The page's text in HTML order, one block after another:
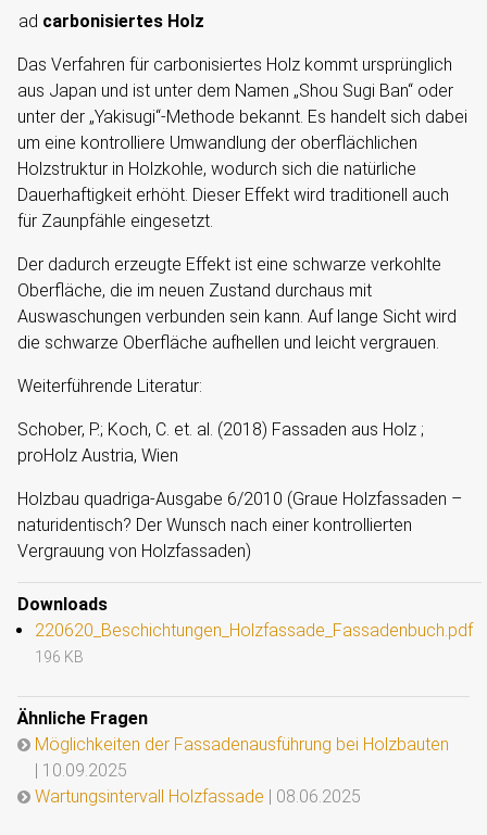
ad carbonisiertes Holz
Das Verfahren für carbonisiertes Holz kommt ursprünglich
aus Japan und ist unter dem Namen „Shou Sugi Ban“ oder
unter der „Yakisugi“-Methode bekannt. Es handelt sich dabei
um eine kontrolliere Umwandlung der oberflächlichen
Holzstruktur in Holzkohle, wodurch sich die natürliche
Dauerhaftigkeit erhöht. Dieser Effekt wird traditionell auch
für Zaunpfähle eingesetzt.
Der dadurch erzeugte Effekt ist eine schwarze verkohlte
Oberfläche, die im neuen Zustand durchaus mit
Auswaschungen verbunden sein kann. Auf lange Sicht wird
die schwarze Oberfläche aufhellen und leicht vergrauen.
Weiterführende Literatur:
Schober, P.; Koch, C. et. al. (2018) Fassaden aus Holz ;
proHolz Austria, Wien
Holzbau quadriga-Ausgabe 6/2010 (Graue Holzfassaden –
naturidentisch? Der Wunsch nach einer kontrollierten
Vergrauung von Holzfassaden)
Downloads
220620_Beschichtungen_Holzfassade_Fassadenbuch.pdf
196 KB
Ähnliche Fragen
Möglichkeiten der Fassadenausführung bei Holzbauten
| 10.09.2025
Wartungsintervall Holzfassade | 08.06.2025